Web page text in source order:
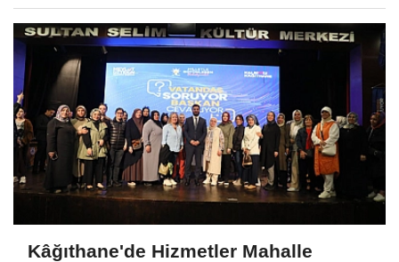
Kâğıthane'de Hizmetler Mahalle